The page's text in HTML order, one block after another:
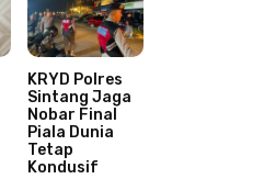
KRYD Polres
Sintang Jaga
Nobar Final
Piala Dunia
Tetap
Kondusif